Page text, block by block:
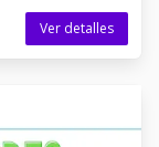
Ver detalles